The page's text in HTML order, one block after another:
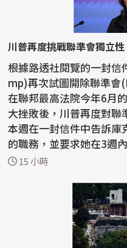
川普再度挑戰聯準會獨立
根據路透社閱覽的一封
mp)再次試圖開除聯準會
在聯邦最高法院今年6月
大挫敗後，川普再度對聯準
本週在一封信件中告訴庫
的職務，並要求她在3週
欺...15 小時